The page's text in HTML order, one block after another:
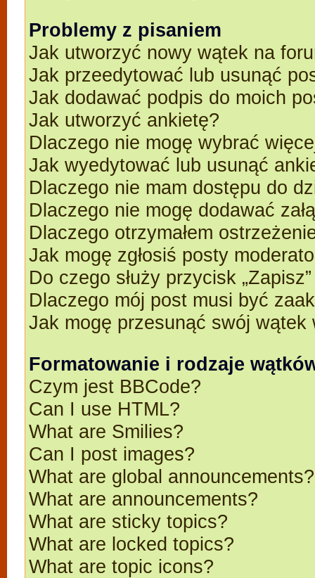
Problemy z pisaniem
Jak utworzyć nowy wątek na
Jak przeedytować lub usunąć
Jak dodawać podpis do moich
Jak utworzyć ankietę?
Dlaczego nie mogę wybrać
Jak wyedytować lub usunąć
Dlaczego nie mam dostępu do
Dlaczego nie mogę dodawać
Dlaczego otrzymałem
Jak mogę zgłosiś posty
Do czego służy przycisk
Dlaczego mój post musi być
Jak mogę przesunąć swój wątek
Formatowanie i rodzaje
Czym jest BBCode?
Can I use HTML?
What are Smilies?
Can I post images?
What are global announcements?
What are announcements?
What are sticky topics?
What are locked topics?
What are topic icons?